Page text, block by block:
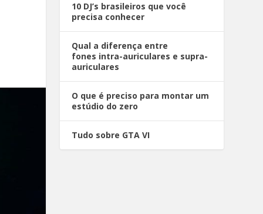
10 DJ’s brasileiros que você
precisa conhecer
Qual a diferença entre
fones intra-auriculares e supra-
auriculares
O que é preciso para montar um
estúdio do zero
Tudo sobre GTA VI